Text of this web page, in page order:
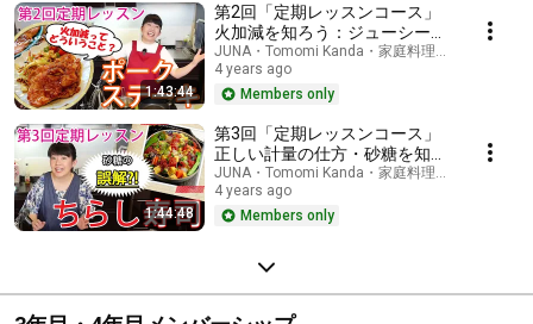
1:43:44
第2回「定期レッスンコース」
火加減を知ろう：ジューシーポ
ークステーキ＆ソースなど
JUNA・Tomomi Kanda・家庭料理研究家
4 years ago
Members only
1:44:48
第3回「定期レッスンコース」
正しい計量の仕方・砂糖を知ろ
う：夏に食べたいコロコロちら
し寿司など
JUNA・Tomomi Kanda・家庭料理研究家
4 years ago
Members only